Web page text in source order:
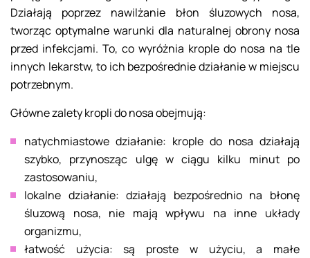
Działają poprzez nawilżanie błon śluzowych nosa,
tworząc optymalne warunki dla naturalnej obrony nosa
przed infekcjami. To, co wyróżnia krople do nosa na tle
innych lekarstw, to ich bezpośrednie działanie w miejscu
potrzebnym.
Główne zalety kropli do nosa obejmują:
natychmiastowe działanie: krople do nosa działają
szybko, przynosząc ulgę w ciągu kilku minut po
zastosowaniu,
lokalne działanie: działają bezpośrednio na błonę
śluzową nosa, nie mają wpływu na inne układy
organizmu,
łatwość użycia: są proste w użyciu, a małe